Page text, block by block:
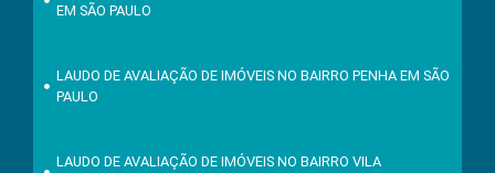
EM SÃO PAULO
LAUDO DE AVALIAÇÃO DE IMÓVEIS NO BAIRRO PENHA EM SÃO
PAULO
LAUDO DE AVALIAÇÃO DE IMÓVEIS NO BAIRRO VILA